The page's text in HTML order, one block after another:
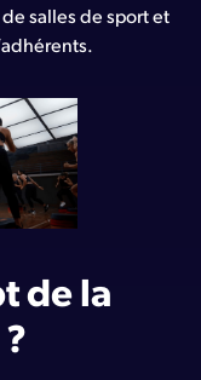
salles de sport et
de la